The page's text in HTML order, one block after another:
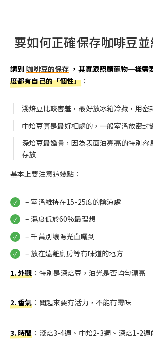
要如何正確保存咖啡豆並
講到 咖啡豆的保存 ，其實跟照顧寵物一樣
度都有自己的「個性」 ：
淺焙豆比較害羞，最好放冰箱冷藏，用密
中焙豆算是最好相處的，一般室溫放密封
深焙豆最嬌貴，因為表面油亮亮的特別容
存放
基本上要注意這幾點：
– 室溫維持在15-25度的陰涼處
– 濕度低於60%最理想
– 千萬別讓陽光直曬到
– 放在遠離廚房等有味道的地方
1. 外觀 ：特別是深焙豆，油光是否均勻漂亮
2. 香氣 ：聞起來要有活力，不能有霉味
3. 時間 ：淺焙3-4週、中焙2-3週、深焙1-2週